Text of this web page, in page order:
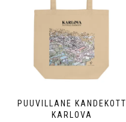
PUUVILLANE KANDEKOTT
KARLOVA